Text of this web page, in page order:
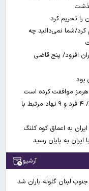
شما نمی‌دانید چه
ایران افزود/ پنج قاضی
بود
هرمز موافقت کرده است
آمریکا تحریم‌های جدیدی علیه ایران اعمال کرد/ ۴ فرد و ۹ نهاد مرتبط با
ایران به اعماق کوه کلنگ
به پایان رسید
آرشیو